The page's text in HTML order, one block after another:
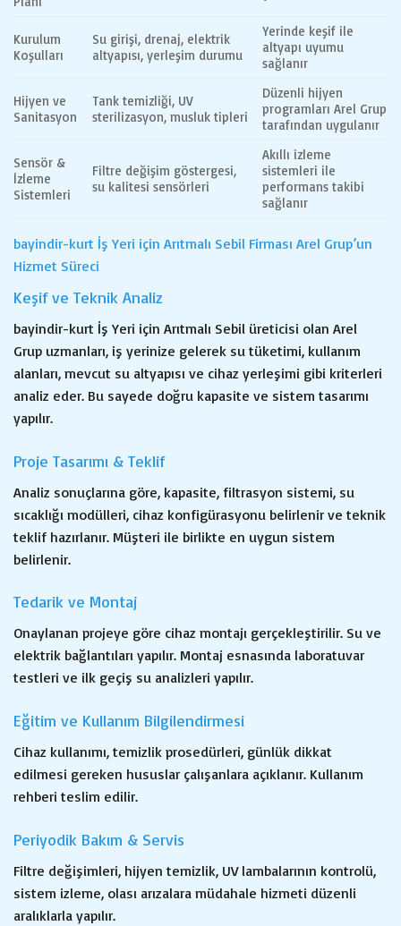
Kurulum
Koşulları
Su girişi, drenaj, elektrik
altyapısı, yerleşim durumu
Yerinde keşif ile
altyapı uyumu
sağlanır
Hijyen ve
Sanitasyon
Tank temizliği, UV
sterilizasyon, musluk tipleri
Düzenli hijyen
programları Arel Grup
tarafından uygulanır
Sensör &
İzleme
Sistemleri
Filtre değişim göstergesi,
su kalitesi sensörleri
Akıllı izleme
sistemleri ile
performans takibi
sağlanır
bayindir-kurt İş Yeri için Arıtmalı Sebil Firması Arel Grup’un
Hizmet Süreci
Keşif ve Teknik Analiz
bayindir-kurt İş Yeri için Arıtmalı Sebil üreticisi olan Arel
Grup uzmanları, iş yerinize gelerek su tüketimi, kullanım
alanları, mevcut su altyapısı ve cihaz yerleşimi gibi kriterleri
analiz eder. Bu sayede doğru kapasite ve sistem tasarımı
yapılır.
Proje Tasarımı & Teklif
Analiz sonuçlarına göre, kapasite, filtrasyon sistemi, su
sıcaklığı modülleri, cihaz konfigürasyonu belirlenir ve teknik
teklif hazırlanır. Müşteri ile birlikte en uygun sistem
belirlenir.
Tedarik ve Montaj
Onaylanan projeye göre cihaz montajı gerçekleştirilir. Su ve
elektrik bağlantıları yapılır. Montaj esnasında laboratuvar
testleri ve ilk geçiş su analizleri yapılır.
Eğitim ve Kullanım Bilgilendirmesi
Cihaz kullanımı, temizlik prosedürleri, günlük dikkat
edilmesi gereken hususlar çalışanlara açıklanır. Kullanım
rehberi teslim edilir.
Periyodik Bakım & Servis
Filtre değişimleri, hijyen temizlik, UV lambalarının kontrolü,
sistem izleme, olası arızalara müdahale hizmeti düzenli
aralıklarla yapılır.